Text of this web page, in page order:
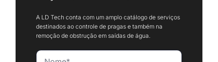
A LD Tech conta com um amplo catálogo de serviços
destinados ao controle de pragas e também na
remoção de obstrução em saídas de água.